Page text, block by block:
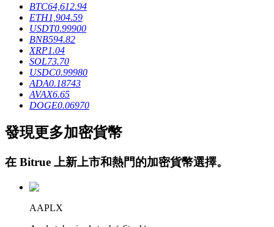
鎖倉BTR
輕鬆獲得多重福利
借貸寶
BTC64,612.94
ETH1,904.59
USDT0.99900
BNB594.82
XRP1.04
SOL73.70
USDC0.99980
ADA0.18743
AVAX6.65
DOGE0.06970
發現更多加密貨幣
在 Bitrue 上新上市和熱門的加密貨幣選擇。
AAPLX